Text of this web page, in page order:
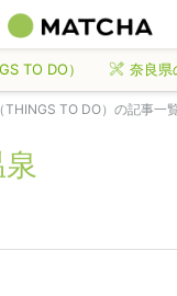
TO DO） 奈良県
THINGS TO DO）の記事一